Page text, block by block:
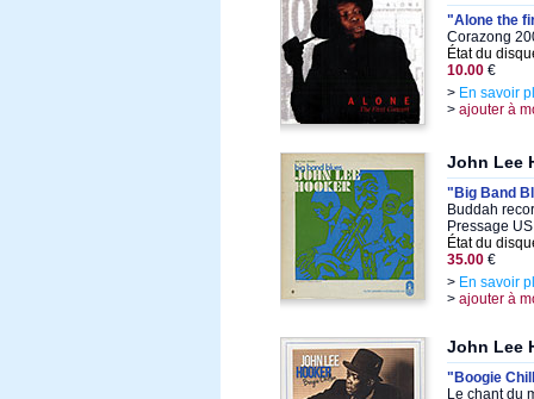
"Alone the
Corazong
État du
10.00 €
> En savoir
> ajouter à
John Lee
"Big Band
Buddah
Pressage US
État du
35.00 €
> En savoir
> ajouter à
John Lee
"Boogie
Le chant du